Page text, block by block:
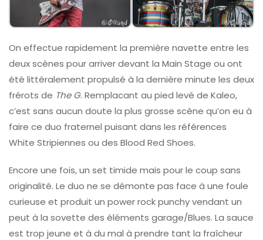
On effectue rapidement la première navette entre les
deux scènes pour arriver devant la Main Stage ou ont
été littéralement propulsé à la dernière minute les deux
frérots de The G. Remplacant au pied levé de Kaleo,
c’est sans aucun doute la plus grosse scène qu’on eu à
faire ce duo fraternel puisant dans les références
White Stripiennes ou des Blood Red Shoes.
Encore une fois, un set timide mais pour le coup sans
originalité. Le duo ne se démonte pas face à une foule
curieuse et produit un power rock punchy vendant un
peut à la sovette des éléments garage/Blues. La sauce
est trop jeune et à du mal à prendre tant la fraîcheur